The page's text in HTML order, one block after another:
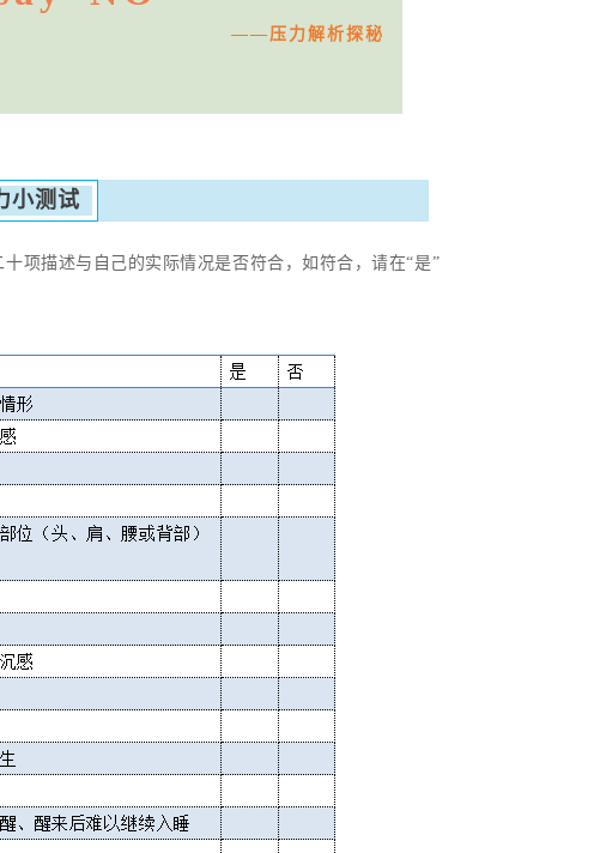
——压力解析探秘
小测试
项描述与自己的实际情况是否符合，如符合，请在“是”